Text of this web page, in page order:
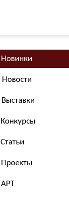
Новинки
Новости
Выставки
Конкурсы
Статьи
Проекты
АРТ